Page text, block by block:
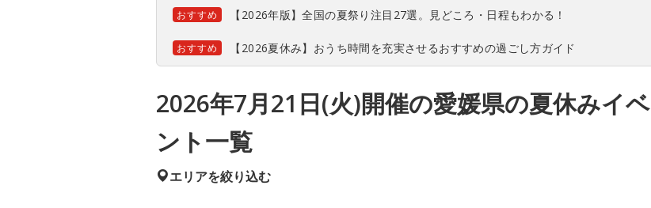
おすすめ 【2026年版】全国の夏祭り注目27選。見どころ・日程もわかる！
おすすめ 【2026夏休み】おうち時間を充実させるおすすめの過ごし方ガイド
2026年7月21日(火)開催の愛媛県の夏休みイベ
ント一覧
エリアを絞り込む